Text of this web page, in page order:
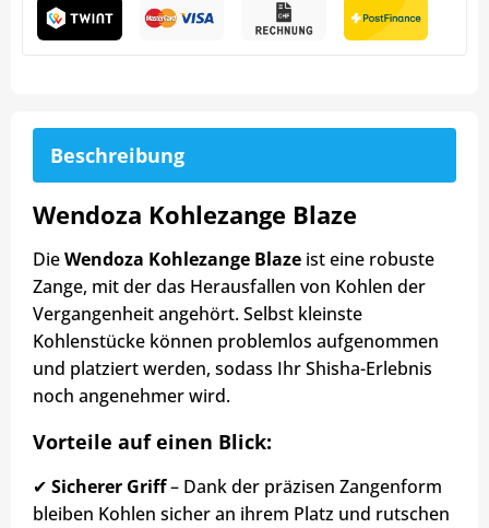
Beschreibung
Wendoza Kohlezange Blaze
DieWendoza Kohlezange Blaze ist eine robuste
Zange, mit der das Herausfallen von Kohlen der
Vergangenheit angehört. Selbst kleinste
Kohlenstücke können problemlos aufgenommen
und platziert werden, sodass Ihr Shisha-Erlebnis
noch angenehmer wird.
Vorteile auf einen Blick:
✔ Sicherer Griff– Dank der präzisen Zangenform
bleiben Kohlen sicher an ihrem Platz und rutschen